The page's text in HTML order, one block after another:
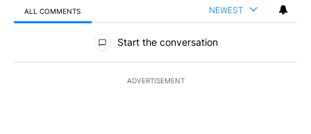
ALL COMMENTS NEWEST
All Comments
Start the conversation
ADVERTISEMENT